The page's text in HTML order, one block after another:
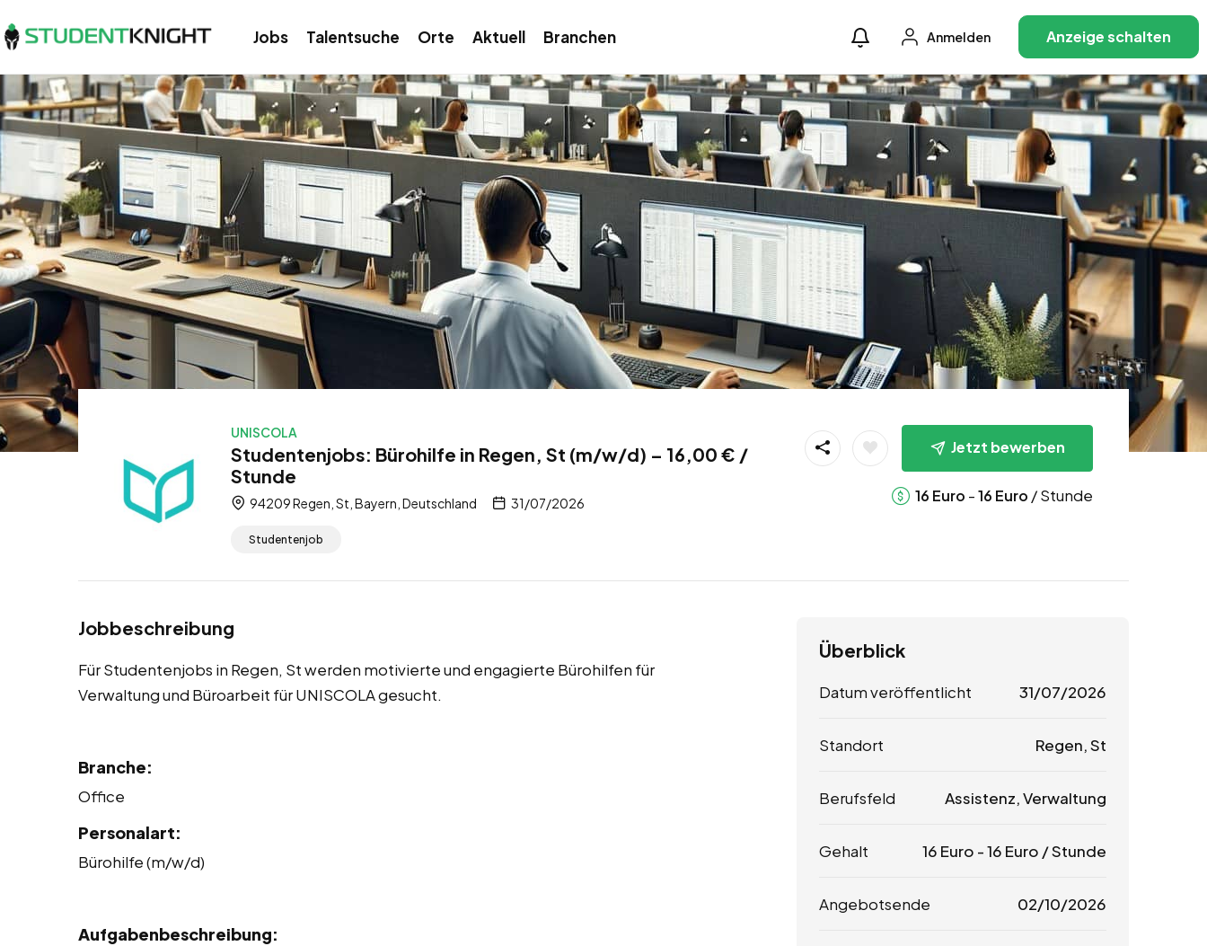
Jobs Talentsuche Orte Aktuell Branchen Anmelden Anzeige schalten
UNISCOLA
Studentenjobs: Bürohilfe in Regen, St (m/w/d) – 16,00 € /
Stunde
94209 Regen, St, Bayern, Deutschland 31/07/2026
Studentenjob
Jetzt bewerben
16 Euro -16 Euro / Stunde
Jobbeschreibung
Für Studentenjobs in Regen, St werden motivierte und engagierte Bürohilfen für
Verwaltung und Büroarbeit für UNISCOLA gesucht.
Branche:
Office
Personalart:
Bürohilfe (m/w/d)
Aufgabenbeschreibung:
Überblick
Datum veröffentlicht 31/07/2026
Standort Regen, St
Berufsfeld Assistenz, Verwaltung
Gehalt 16 Euro -16 Euro / Stunde
Angebotsende 02/10/2026